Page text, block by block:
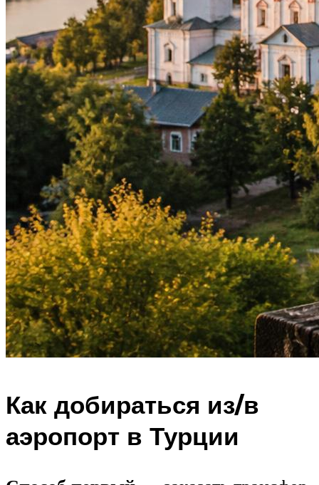
Как добираться из/в
аэропорт в Турции